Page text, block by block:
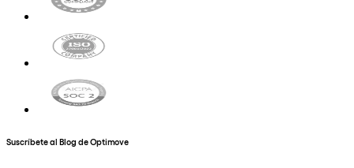
Suscríbete al Blog de Optimove